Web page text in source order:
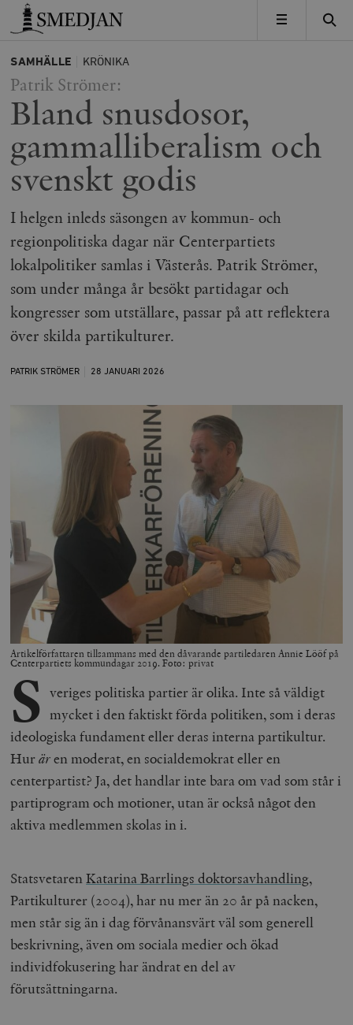
Timbro
MENY
SAMHÄLLE KRÖNIKA
Patrik Strömer:
Bland snusdosor,
gammalliberalism och
svenskt godis
I helgen inleds säsongen av kommun- och
regionpolitiska dagar när Centerpartiets
lokalpolitiker samlas i Västerås. Patrik Strömer,
som under många år besökt partidagar och
kongresser som utställare, passar på att reflektera
över skilda partikulturer.
PATRIK STRÖMER 28 JANUARI 2026
Artikelförfattaren tillsammans med den dåvarande partiledaren Annie Lööf på
Centerpartiets kommundagar 2019. Foto: privat
S veriges politiska partier är olika. Inte så väldigt
mycket i den faktiskt förda politiken, som i deras
ideologiska fundament eller deras interna partikultur.
Hurären moderat, en socialdemokrat eller en
centerpartist? Ja, det handlar inte bara om vad som står i
partiprogram och motioner, utan är också något den
aktiva medlemmen skolas in i.
StatsvetarenKatarina Barrlings doktorsavhandling,
Partikulturer (2004), har nu mer än 20 år på nacken,
men står sig än i dag förvånansvärt väl som generell
beskrivning, även om sociala medier och ökad
individfokusering har ändrat en del av
förutsättningarna.